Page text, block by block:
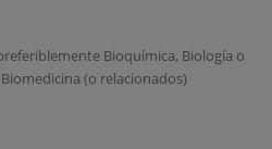
Bioquímica, Biología o
(o relacionados)